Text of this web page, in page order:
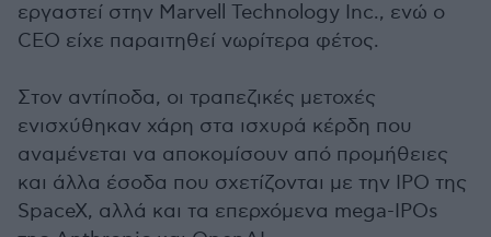
εργαστεί στην Marvell Technology Inc., ενώ ο
CEO είχε παραιτηθεί νωρίτερα φέτος.
Στον αντίποδα, οι τραπεζικές μετοχές
ενισχύθηκαν χάρη στα ισχυρά κέρδη που
αναμένεται να αποκομίσουν από προμήθειες
και άλλα έσοδα που σχετίζονται με την IPO της
SpaceX, αλλά και τα επερχόμενα mega-IPOs